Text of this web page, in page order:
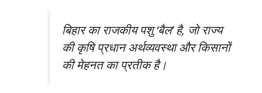
बिहार का राजकीय पशु ‘बैल’ है, जो राज्य
की कृषि प्रधान अर्थव्यवस्था और किसानों
की मेहनत का प्रतीक है।